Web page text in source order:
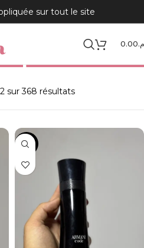
sur tout le site
0.00
sur 368 résultats
-41%